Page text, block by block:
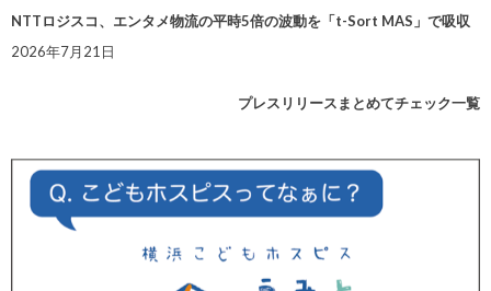
NTTロジスコ、エンタメ物流の平時5倍の波動を「t-Sort MAS」で吸収
2026年7月21日
プレスリリースまとめてチェック一覧